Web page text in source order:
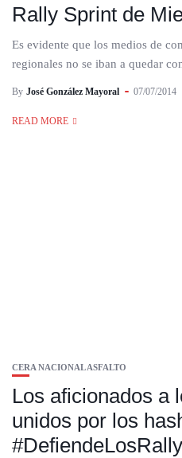
Rally Sprint de
Es evidente que los medios de
regionales no se iban a quedar
By José González Mayoral 07/07/2014
READ MORE
CERA NACIONAL ASFALTO
Los aficionados a
unidos por los